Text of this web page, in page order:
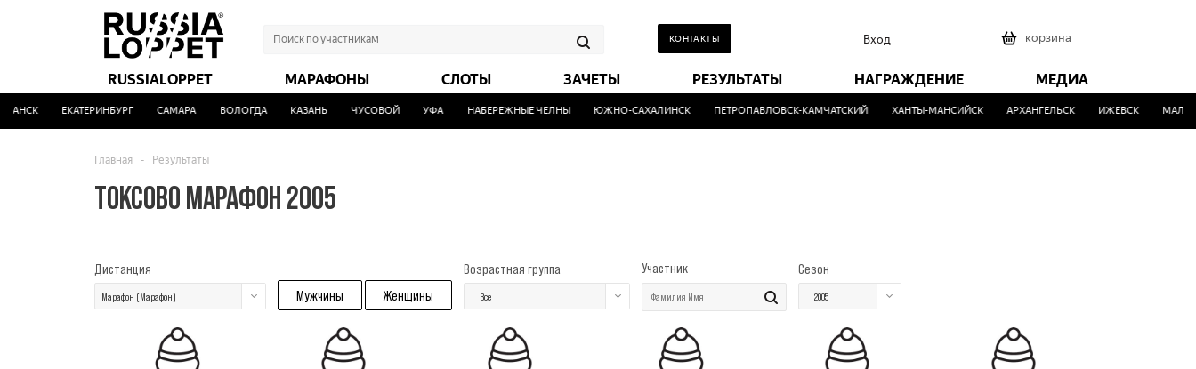
КОНТАКТЫ Вход корзина
RUSSIALOPPET МАРАФОНЫ СЛОТЫ ЗАЧЕТЫ РЕЗУЛЬТАТЫ НАГРАЖДЕНИЕ МЕДИА
ЕКАТЕРИНБУРГ САМАРА ВОЛОГДА КАЗАНЬ ЧУСОВОЙ УФА НАБЕРЕЖНЫЕ ЧЕЛНЫ ЮЖНО-САХАЛИНСК ПЕТРОПАВЛОВСК-КАМЧАТСКИЙ ХАНТЫ-МАНСИЙСК АРХАНГЕЛЬСК ИЖЕВСК
Главная - Результаты
ТОКСОВО МАРАФОН 2005
Дистанция
Марафон (Марафон) Мужчины Женщины
Возрастная группа
Все
Участник Сезон
2005